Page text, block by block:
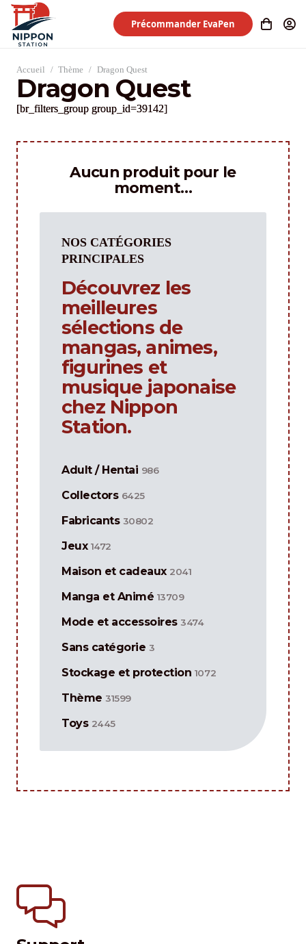
Précommander EvaPen
Accueil / Thème / Dragon Quest
Dragon Quest
[br_filters_group group_id=39142]
Aucun produit pour le
moment…
NOS CATÉGORIES
PRINCIPALES
Découvrez les
meilleures
sélections de
mangas, animes,
figurines et
musique japonaise
chez Nippon
Station.
Adult / Hentai 986
Collectors 6425
Fabricants 30802
Jeux 1472
Maison et cadeaux 2041
Manga et Animé 13709
Mode et accessoires 3474
Sans catégorie 3
Stockage et protection 1072
Thème 31599
Toys 2445